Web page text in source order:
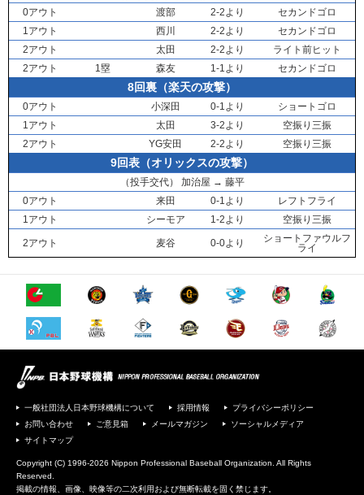
0アウト
渡部 2-2より
セカンドゴロ
1アウト
西川 2-2より
セカンドゴロ
2アウト
太田 2-2より
ライト前ヒット
2アウト
1塁 森友 1-1より セカンドゴロ
8回裏（楽天の攻撃）
0アウト 小深田 0-1より
ショートゴロ
1アウト
太田 3-2より
空振り三振
2アウト
YG安田 2-2より 空振り三振
9回表（オリックスの攻撃）
（投手交代） 加治屋 → 藤平
0アウト
来田 0-1より
レフトフライ
1アウト
シーモア 1-2より 空振り三振
2アウト 麦谷 0-0より
ショートファウルフ
ライ
一般社団法人日本野球機構について 採用情報
プライバシーポリシー
お問い合わせ
ご意見箱 メールマガジン
ソーシャルメディア
サイトマップ
Copyright (C) 1996-2026 Nippon Professional Baseball Organization. All Rights
Reserved.
掲載の情報、画像、映像等の二次利用および無断転載を固く禁じます。